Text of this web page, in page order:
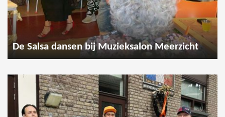
De Salsa dansen bij Muzieksalon Meerzicht